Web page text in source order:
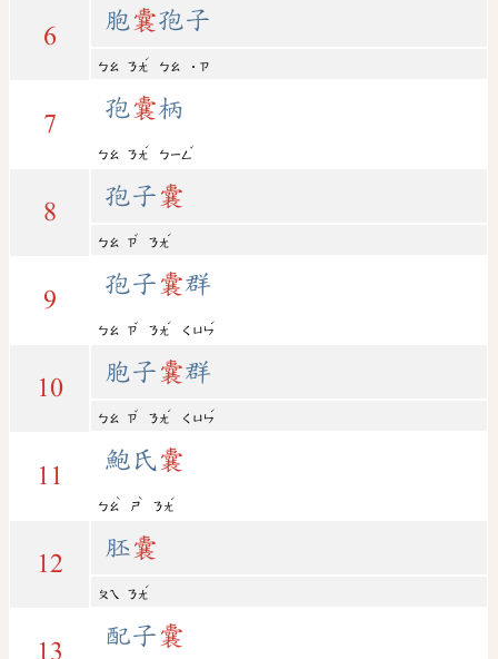
6
胞 囊孢子
ㄅㄠ ㄋㄤ
ˊ
ㄅㄠ ˙ㄗ
7
孢囊柄
ㄅㄠ ㄋㄤ
ˊ
ㄅㄧㄥ
ˇ
8
孢子 囊
ㄅㄠ ㄗ
ˇ
ㄋㄤ
ˊ
9
孢子 囊群
ㄅㄠ ㄗ
ˇ
ㄋㄤ
ˊ
ㄑㄩㄣ
ˊ
10
胞子 囊群
ㄅㄠ ㄗ
ˇ
ㄋㄤ
ˊ
ㄑㄩㄣ
ˊ
11
鮑氏 囊
ㄅㄠ
ˋ
ㄕ
ˋ
ㄋㄤ
ˊ
12
胚囊
ㄆㄟ ㄋㄤ
ˊ
13
配子 囊